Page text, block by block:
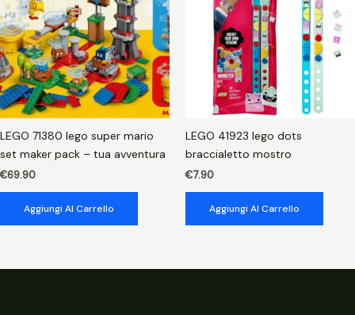
LEGO 71380 lego super mario
set maker pack – tua avventura
€69.90
Aggiungi Al Carrello
LEGO 41923 lego dots
braccialetto mostro
€7.90
Aggiungi Al Carrello